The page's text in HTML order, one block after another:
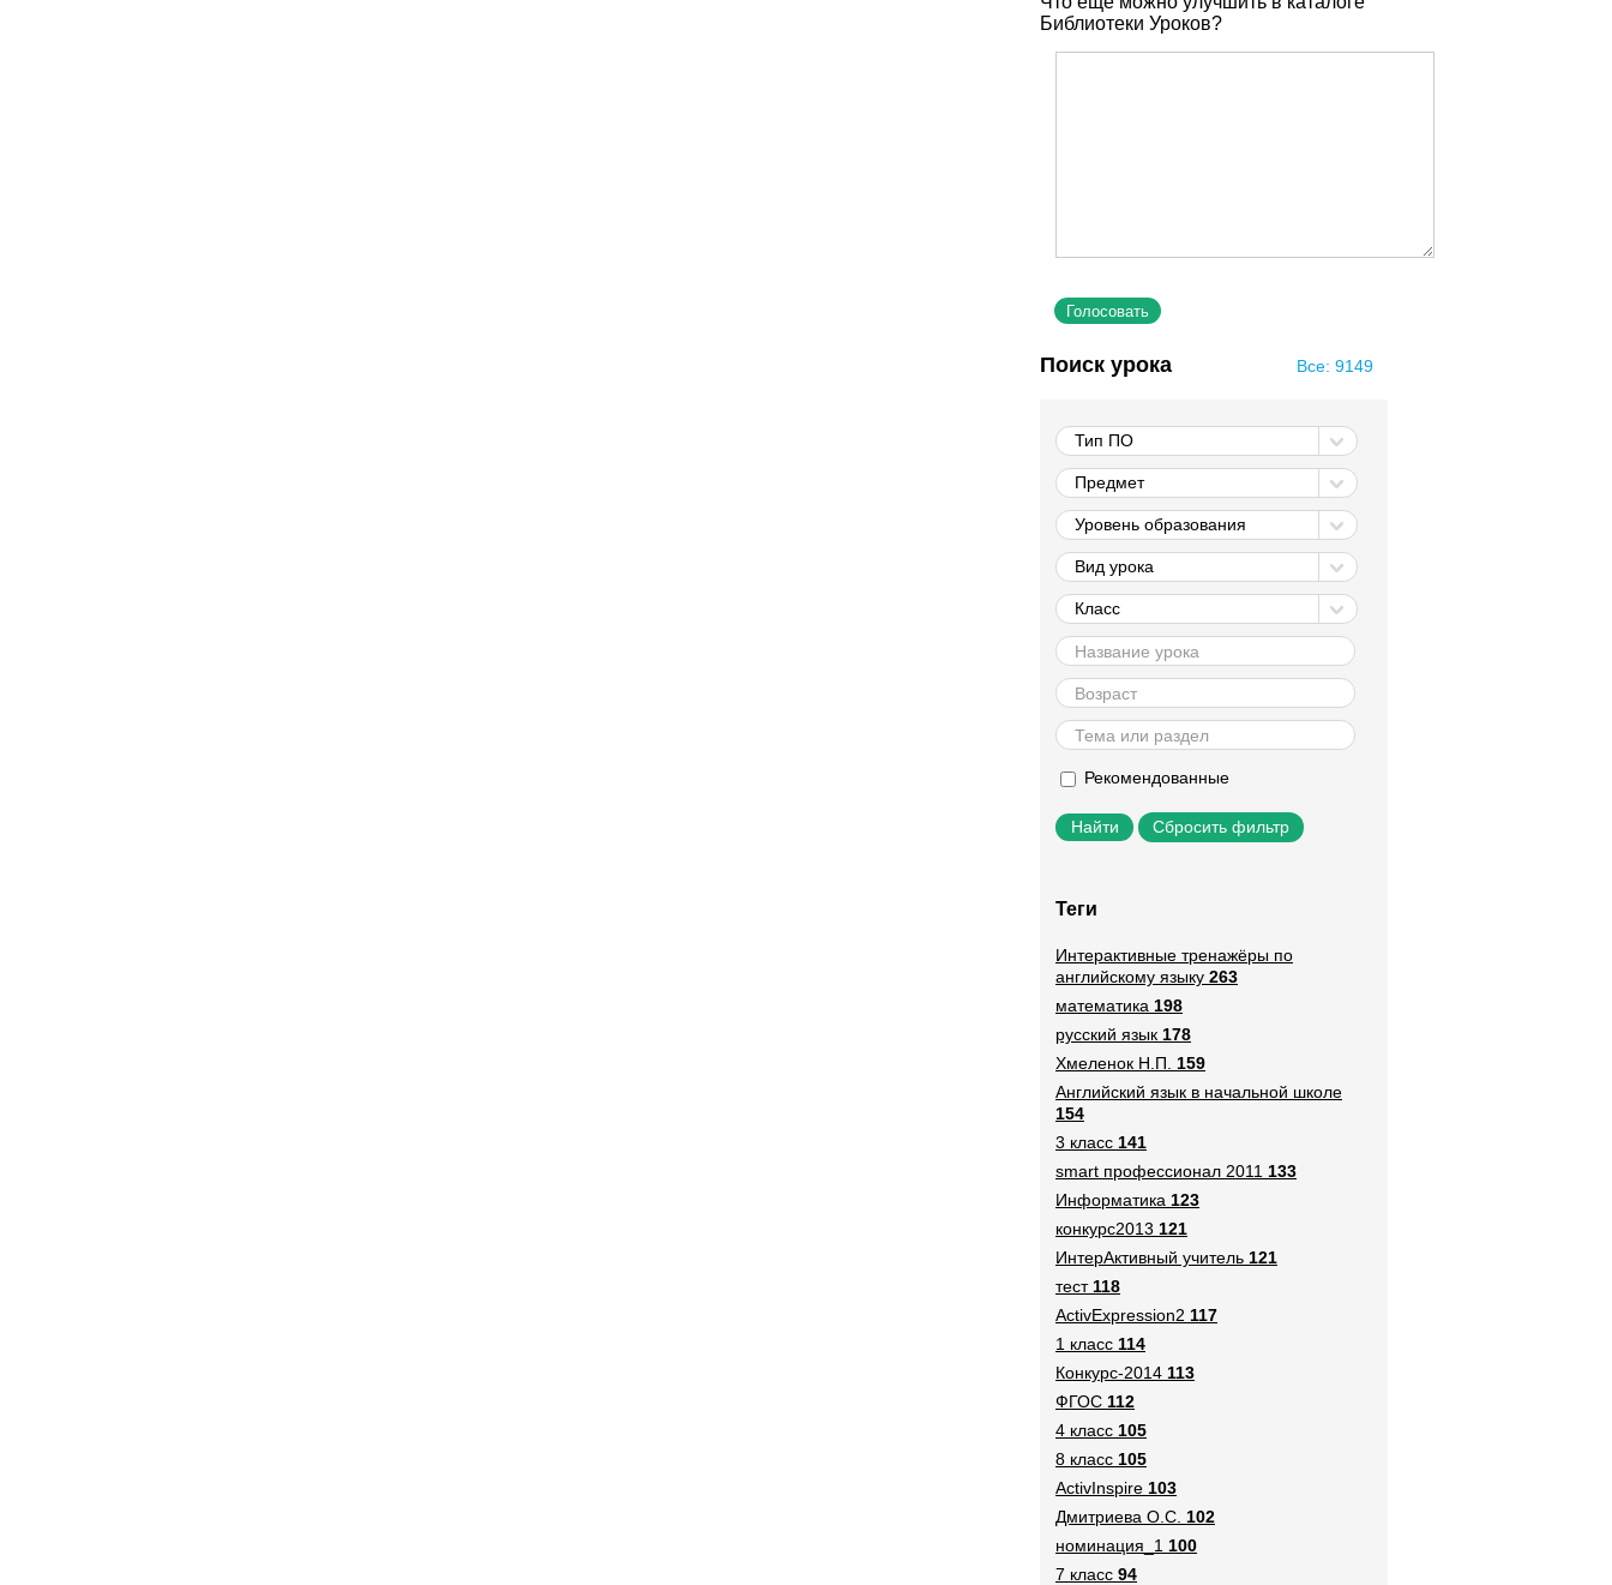
Библиотеки Уроков?
Все: 9149
Поиск урока
Тип ПО
Предмет
Уровень образования
Вид урока
Класс
Рекомендованные
Сбросить фильтр
Теги
Интерактивные тренажёры по
английскому языку 263
математика 198
русский язык 178
Хмеленок Н.П.
159
Английский язык в начальной школе
154
3 класс 141
smart профессионал 2011 133
Информатика 123
конкурс2013 121
ИнтерАктивный учитель 121
тест118
ActivExpression2 117
1 класс 114
Конкурс-2014 113
ФГОС 112
4 класс 105
8 класс 105
ActivInspire 103
Дмитриева О.С. 102
номинация_1 100
7 класс 94